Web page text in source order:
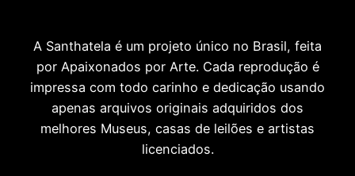
A Santhatela é um projeto único no Brasil, feita
por Apaixonados por Arte. Cada reprodução é
impressa com todo carinho e dedicação usando
apenas arquivos originais adquiridos dos
melhores Museus, casas de leilões e artistas
licenciados.